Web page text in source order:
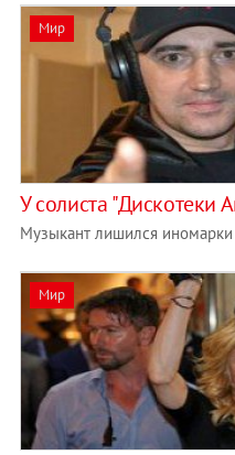
Мир
У солиста "Дискотеки
Музыкант лишился иномарки
Мир